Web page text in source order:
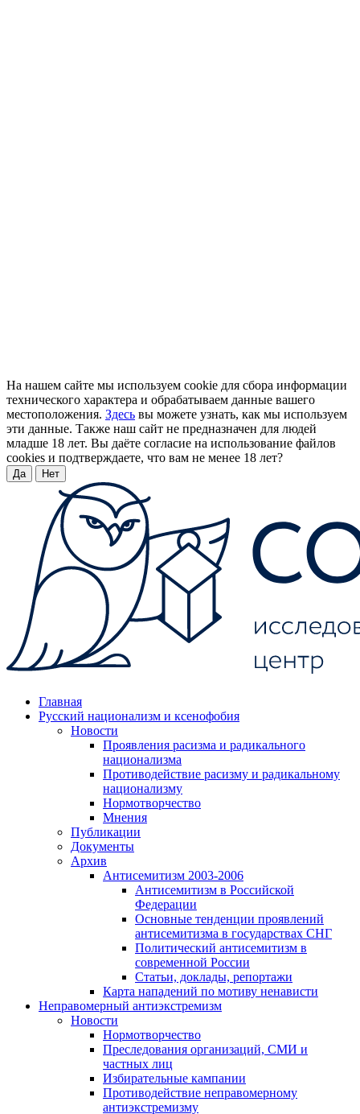
На нашем сайте мы используем cookie для сбора информации
технического характера и обрабатываем данные вашего
местоположения. Здесь вы можете узнать, как мы используем
эти данные. Также наш сайт не предназначен для людей
младше 18 лет. Вы даёте согласие на использование файлов
cookies и подтверждаете, что вам не менее 18 лет?
Да Нет
Главная
Русский национализм и ксенофобия
Новости
Проявления расизма и радикального
национализма
Противодействие расизму и радикальному
национализму
Нормотворчество
Мнения
Публикации
Документы
Архив
Антисемитизм 2003-2006
Антисемитизм в Российской
Федерации
Основные тенденции проявлений
антисемитизма в государствах СНГ
Политический антисемитизм в
современной России
Статьи, доклады, репортажи
Карта нападений по мотиву ненависти
Неправомерный антиэкстремизм
Новости
Нормотворчество
Преследования организаций, СМИ и
частных лиц
Избирательные кампании
Противодействие неправомерному
антиэкстремизму